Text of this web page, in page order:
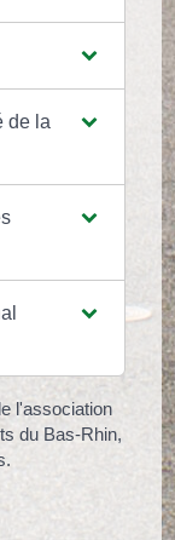
de la
l'association
du Bas-Rhin,